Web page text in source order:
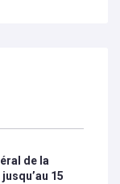
de la
15